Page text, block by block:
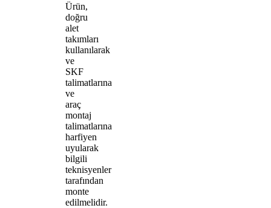
Ürün,
doğru
alet
takımları
kullanılarak
ve
SKF
talimatlarına
ve
araç
montaj
talimatlarına
harfiyen
uyularak
bilgili
teknisyenler
tarafından
monte
edilmelidir.